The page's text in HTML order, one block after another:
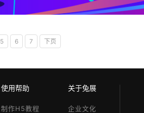
5 6 7 下页
使用帮助
制作H5教程
关于兔展
企业文化